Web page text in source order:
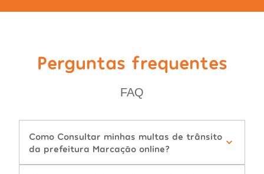
Perguntas frequentes
FAQ
Como Consultar minhas multas de trânsito
da prefeitura Marcação online?